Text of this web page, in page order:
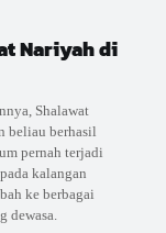
Nariyah di
Shalawat
beliau berhasil
pernah terjadi
kalangan
ke berbagai
dewasa.